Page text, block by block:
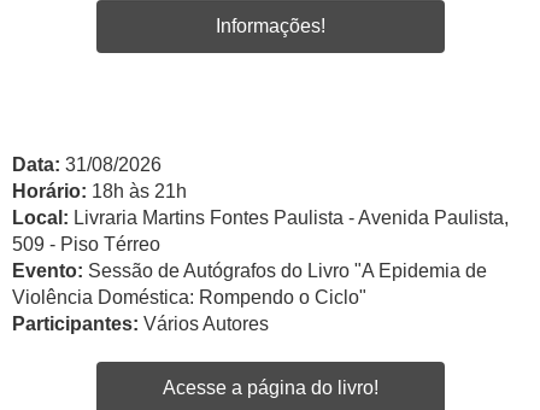
Informações!
Data: 31/08/2026
Horário: 18h às 21h
Local: Livraria Martins Fontes Paulista - Avenida Paulista,
509 - Piso Térreo
Evento: Sessão de Autógrafos do Livro "A Epidemia de
Violência Doméstica: Rompendo o Ciclo"
Participantes: Vários Autores
Acesse a página do livro!